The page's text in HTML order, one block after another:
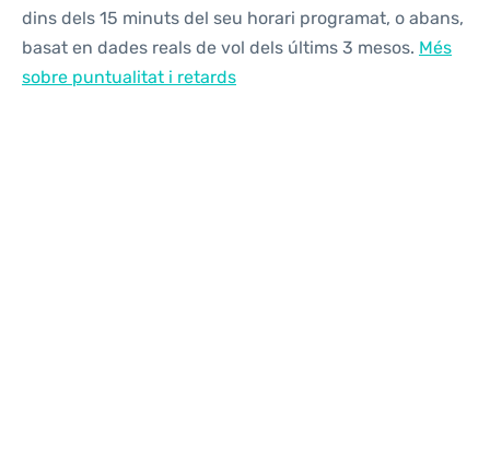
dins dels 15 minuts del seu horari programat, o abans,
basat en dades reals de vol dels últims 3 mesos. Més
sobre puntualitat i retards